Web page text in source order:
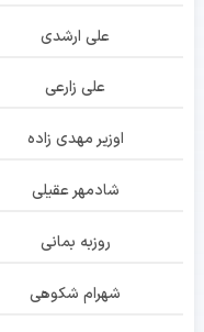
علی ارشدی
علی زارعی
اوزیر مهدی زاده
شادمهر عقیلی
روزبه بمانی
شهرام شکوهی